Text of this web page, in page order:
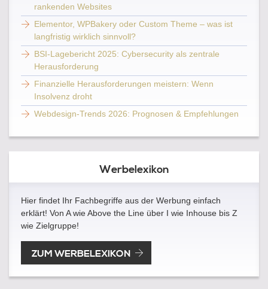
rankenden Websites
Elementor, WPBakery oder Custom Theme – was ist
langfristig wirklich sinnvoll?
BSI-Lagebericht 2025: Cybersecurity als zentrale
Herausforderung
Finanzielle Herausforderungen meistern: Wenn
Insolvenz droht
Webdesign-Trends 2026: Prognosen & Empfehlungen
Werbelexikon
Hier findet Ihr Fachbegriffe aus der Werbung einfach
erklärt! Von A wie Above the Line über I wie Inhouse bis Z
wie Zielgruppe!
ZUM WERBELEXIKON